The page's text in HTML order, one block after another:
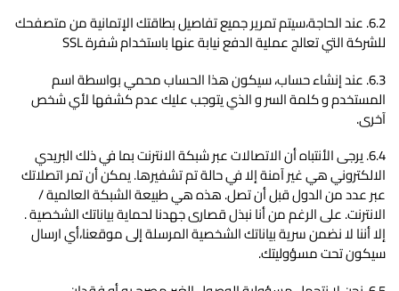
6.2. عند الحاجة،سيتم تمرير جميع تفاصيل بطاقتك الإتمانية من متصفحك
للشركة التي تعالج عملية الدفع نيابة عنها باستخدام شفرة SSL
6.3. عند إنشاء حساب، سيكون هذا الحساب محمي بواسطة اسم
المستخدم و كلمة السر و الذي يتوجب عليك عدم كشفها لأي شخص
آخرى.
6.4. يرجى الأنتباه أن الاتصالات عبر شبكة الانترنت بما في ذلك البريدي
الالكتروني هي غير آمنة إلا في حالة تم تشفيرها. يمكن أن تمر اتصلاتك
عبر عدد من الدول قبل أن تصل. هذه هي طبيعة الشبكة العالمية /
الانترنت. على الرغم من أنا نبذل قصارى جهدنا لحماية بياناتك الشخصية .
إلا أننا لا نضمن سرية بياناتك الشخصية المرسلة إلى موقعنا،أي ارسال
سيكون تحت مسؤوليتك.